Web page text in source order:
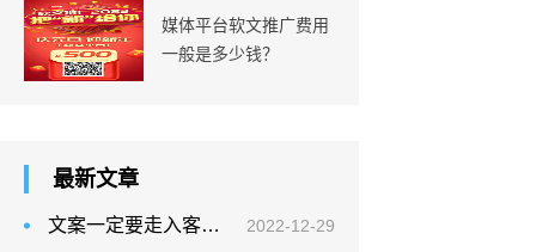
媒体平台软文推广费用
一般是多少钱？
最新文章
文案一定要走入客户的内心世界，掌握人性控制的方法 2022-12-29